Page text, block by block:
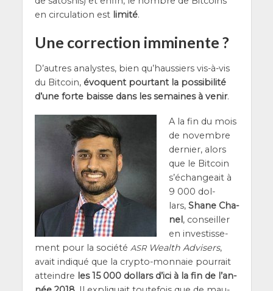
en cir­cu­la­tion est limi­té.
Une correction imminente ?
D’autres ana­lystes, bien qu’­haus­siers vis-à-vis
du Bit­coin, évoquent pour­tant la pos­si­bi­li­té
d’une forte baisse dans les semaines à venir.
A la fin du mois
de novembre
der­nier, alors
que le Bit­coin
s’é­chan­geait à
9 000 dol­
lars, Shane Cha­
nel, conseiller
en inves­tis­se­
ment pour la socié­té ASRWealth Advi­sers,
avait indi­qué que la cryp­to-mon­naie pour­rait
atteindre les 15 000 dol­lars d’i­ci à la fin de l’an­